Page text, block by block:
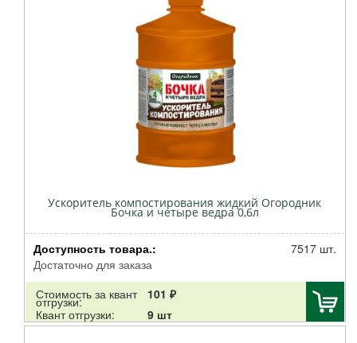
Ускоритель компостирования жидкий Огородник
Бочка и четыре ведра 0,6л
Доступность товара.:
Достаточно для заказа
7517 шт.
Стоимость за квант
отгрузки:
101 ₽
Квант отгрузки:
9 шт